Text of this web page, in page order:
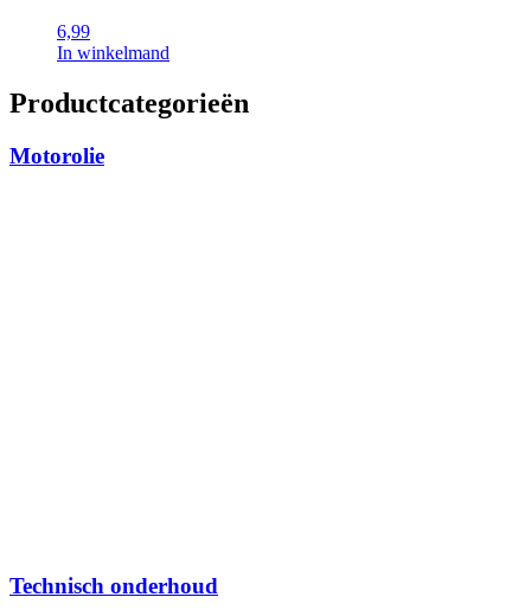
6,99
In winkelmand
Productcategorieën
Motorolie
Technisch onderhoud